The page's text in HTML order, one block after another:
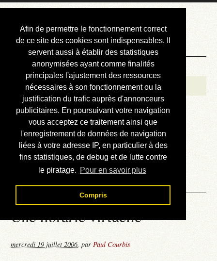
Afin de permettre le fonctionnement correct
de ce site des cookies sont indispensables. Il
servent aussi à établir des statistiques
anonymisées ayant comme finalités
principales l'ajustement des ressources
nécessaires à son fonctionnement ou la
justification du trafic auprès d'annonceurs
publicitaires. En poursuivant votre navigation
vous acceptez ce traitement ainsi que
l'enregistrement de données de navigation
liées à votre adresse IP, en particulier à des
fins statistiques, de debug et de lutte contre
le piratage. Pour en savoir plus
Compris
Courbis, « LE »
Blog Officiel
Bienvenue
Réalisations
Divers (et d’été)
Annonces
Liens externes
Téléchargement
Contact
Une librarie virtuelle
mercredi 19 juillet 2006,parPaul Courbis